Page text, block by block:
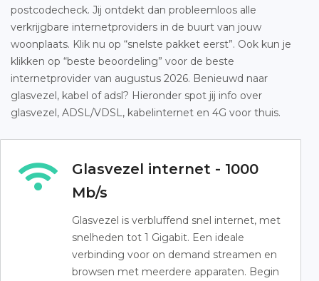
postcodecheck. Jij ontdekt dan probleemloos alle
verkrijgbare internetproviders in de buurt van jouw
woonplaats. Klik nu op “snelste pakket eerst”. Ook kun je
klikken op “beste beoordeling” voor de beste
internetprovider van augustus 2026. Benieuwd naar
glasvezel, kabel of adsl? Hieronder spot jij info over
glasvezel, ADSL/VDSL, kabelinternet en 4G voor thuis.
Glasvezel internet - 1000
Mb/s
Glasvezel is verbluffend snel internet, met
snelheden tot 1 Gigabit. Een ideale
verbinding voor on demand streamen en
browsen met meerdere apparaten. Begin